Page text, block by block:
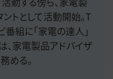
トとして活動開始。T
番組に「家電の達人」
、家電製品アドバイザ
める。